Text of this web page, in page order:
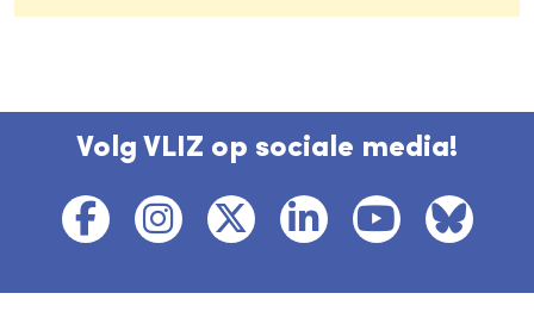
Volg VLIZ op sociale media!